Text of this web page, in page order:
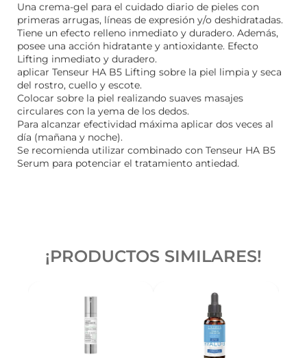
Una crema-gel para el cuidado diario de pieles con
primeras arrugas, líneas de expresión y/o deshidratadas.
Tiene un efecto relleno inmediato y duradero. Además,
posee una acción hidratante y antioxidante. Efecto
Lifting inmediato y duradero.
aplicar Tenseur HA B5 Lifting sobre la piel limpia y seca
del rostro, cuello y escote.
Colocar sobre la piel realizando suaves masajes
circulares con la yema de los dedos.
Para alcanzar efectividad máxima aplicar dos veces al
día (mañana y noche).
Se recomienda utilizar combinado con Tenseur HA B5
Serum para potenciar el tratamiento antiedad.
¡PRODUCTOS SIMILARES!